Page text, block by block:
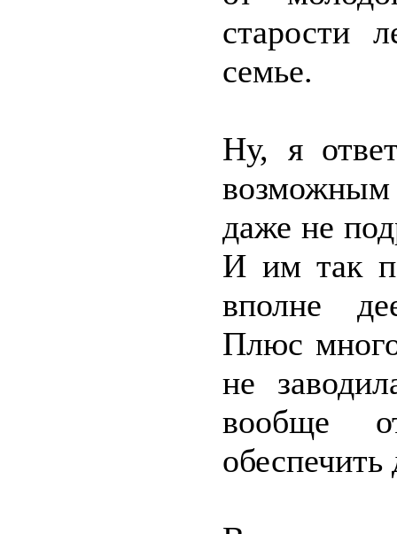
старости
семье.
Ну, я
даже не
И им так
вполне
Плюс
не
вообще
обеспечить